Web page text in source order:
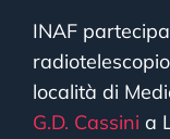
INAF
radiotelescopio
località di
G.D. Cassini a